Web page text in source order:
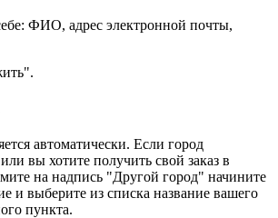
ФИО, адрес электронной почты,
автоматически. Если город
вы хотите получить свой заказ в
на надпись "Другой город" начините
и выберите из списка название вашего
пункта.